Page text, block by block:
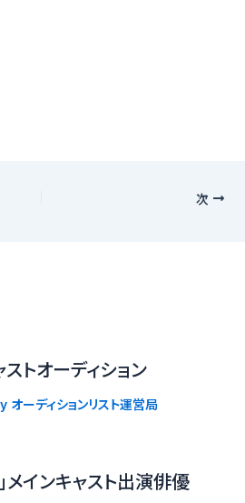
次
トオーディション
オーディションリスト運営局
メインキャスト出演俳優